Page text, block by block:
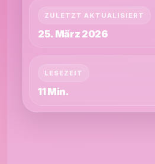
ZULETZT AKTUALISIERT
25. März 2026
LESEZEIT
11 Min.